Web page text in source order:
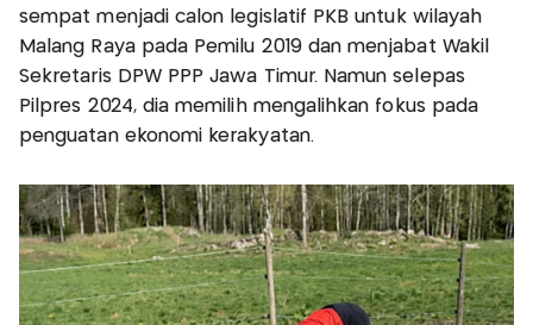
sempat menjadi calon legislatif PKB untuk wilayah
Malang Raya pada Pemilu 2019 dan menjabat Wakil
Sekretaris DPW PPP Jawa Timur. Namun selepas
Pilpres 2024, dia memilih mengalihkan fokus pada
penguatan ekonomi kerakyatan.